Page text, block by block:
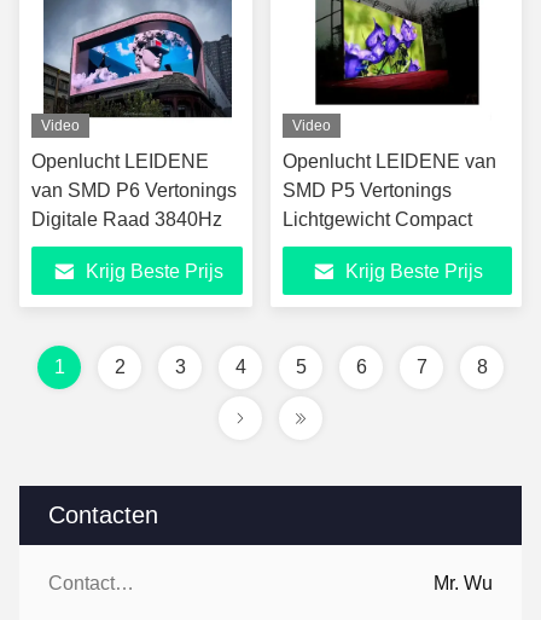
Contacten
Contacten: Mr. Wu
Video
Openlucht LEIDENE
van SMD P6 Vertonings
Digitale Raad 3840Hz
Krijg Beste Prijs
Video
Openlucht LEIDENE van
SMD P5 Vertonings
Lichtgewicht Compact
Krijg Beste Prijs
1 2 3 4 5 6 7 8